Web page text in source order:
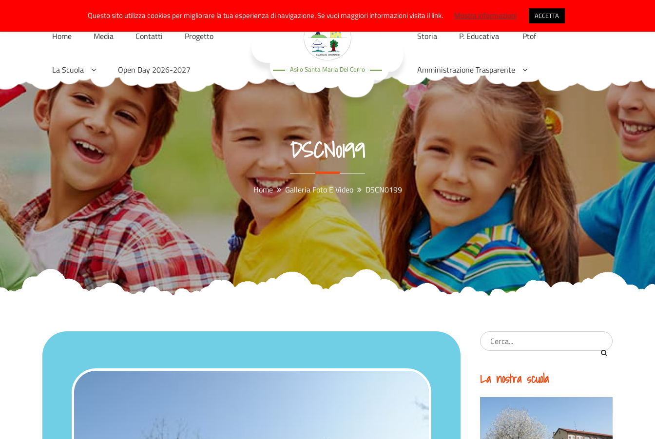
content
Home Media Contatti Progetto
La Scuola Open Day 2026-2027 Asilo Santa Maria Del Cerro
Storia P. Educativa Ptof
Amministrazione Trasparente
DSCN0199
Home Galleria Foto E Video DSCN0199
La nostra scuola
Questo sito utilizza cookies per migliorare la tua esperienza di navigazione. Se vuoi maggiori informazioni visita il link. Mostra informazioni ACCETTA